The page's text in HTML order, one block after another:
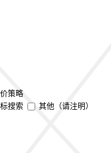
策略
搜索 其他（请注明）